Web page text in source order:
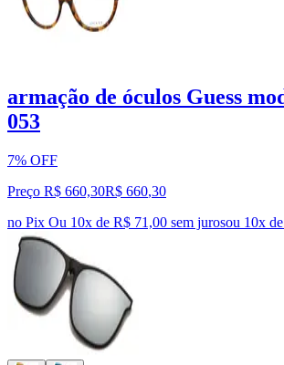
armação de óculos Guess
053
7% OFF
Preço R$ 660,30R$ 660,30
no Pix Ou 10x de R$ 71,00 sem jurosou 10x de